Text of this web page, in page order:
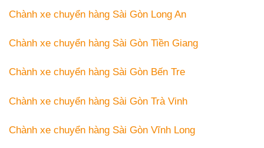
Chành xe chuyển hàng Sài Gòn Long An
Chành xe chuyển hàng Sài Gòn Tiền Giang
Chành xe chuyển hàng Sài Gòn Bến Tre
Chành xe chuyển hàng Sài Gòn Trà Vinh
Chành xe chuyển hàng Sài Gòn Vĩnh Long